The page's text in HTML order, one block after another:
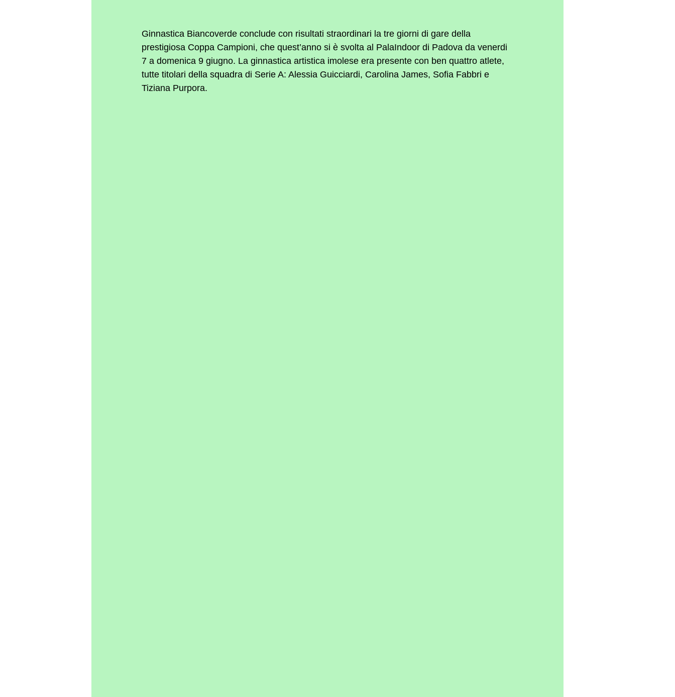
Ginnastica Biancoverde conclude con risultati straordinari la tre giorni di gare della
prestigiosa Coppa Campioni, che quest’anno si è svolta al PalaIndoor di Padova da venerdi
7 a domenica 9 giugno. La ginnastica artistica imolese era presente con ben quattro atlete,
tutte titolari della squadra di Serie A: Alessia Guicciardi, Carolina James, Sofia Fabbri e
Tiziana Purpora.